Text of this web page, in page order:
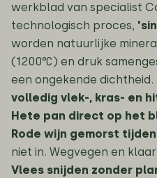
werkblad van specialist
technologisch proces,
worden natuurlijke
(1200°C) en druk
een ongekende
volledig vlek-, kras- en
Hete pan direct op het
Rode wijn gemorst
niet in. Wegvegen en klaar.
Vlees snijden zonder